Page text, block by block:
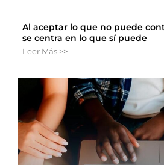
Al aceptar lo que no puede
se centra en lo que sí puede
Leer Más >>